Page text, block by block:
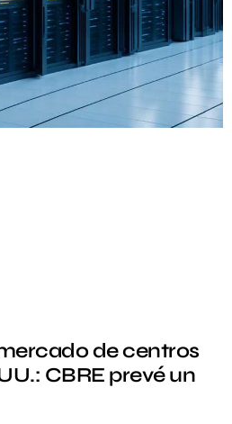
de centros
CBRE prevé un